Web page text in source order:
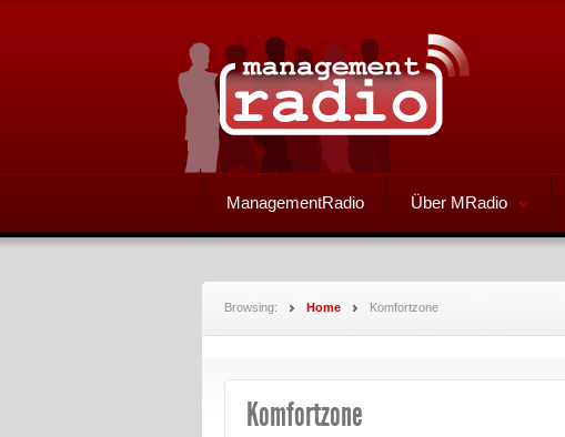
ManagementRadio Über MRadio
Browsing: Home Komfortzone
Komfortzone